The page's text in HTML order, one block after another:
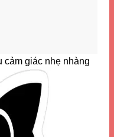
cảm giác nhẹ nhàng